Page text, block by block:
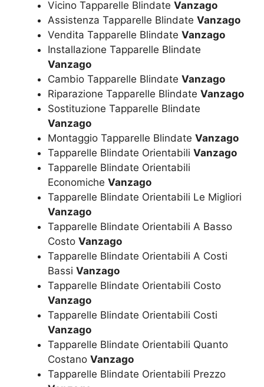
Vicino Tapparelle Blindate Vanzago
Assistenza Tapparelle Blindate Vanzago
Vendita Tapparelle Blindate Vanzago
Installazione Tapparelle Blindate
Vanzago
Cambio Tapparelle Blindate Vanzago
Riparazione Tapparelle Blindate Vanzago
Sostituzione Tapparelle Blindate
Vanzago
Montaggio Tapparelle Blindate Vanzago
Tapparelle Blindate Orientabili Vanzago
Tapparelle Blindate Orientabili
Economiche Vanzago
Tapparelle Blindate Orientabili Le Migliori
Vanzago
Tapparelle Blindate Orientabili A Basso
Costo Vanzago
Tapparelle Blindate Orientabili A Costi
Bassi Vanzago
Tapparelle Blindate Orientabili Costo
Vanzago
Tapparelle Blindate Orientabili Costi
Vanzago
Tapparelle Blindate Orientabili Quanto
Costano Vanzago
Tapparelle Blindate Orientabili Prezzo